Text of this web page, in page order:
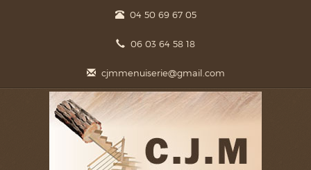
04 50 69 67 05
06 03 64 58 18
cjmmenuiserie@gmail.com